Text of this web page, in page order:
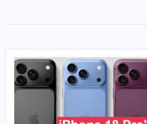
content